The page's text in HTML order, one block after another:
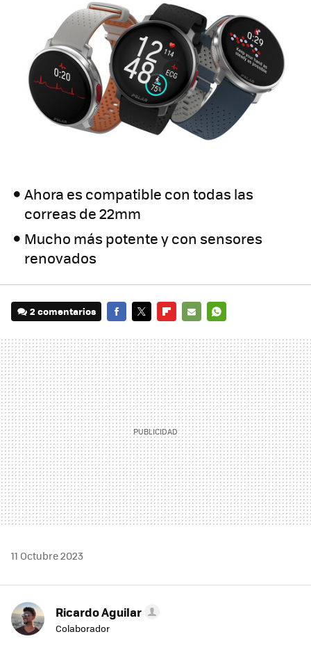
Ahora es compatible con todas las
correas de 22mm
Mucho más potente y con sensores
renovados
2 comentarios
MAIL
11 Octubre 2023
Ricardo Aguilar
Colaborador